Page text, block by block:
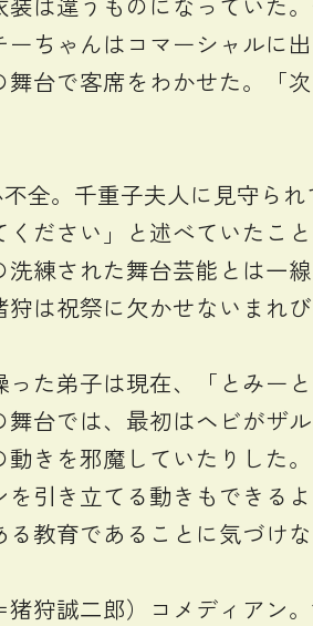
ちゃんはコマーシャルに
台で客席をわかせた。「
全。千重子夫人に見守ら
ださい」と述べていたこと
練された舞台芸能とは一
は祝祭に欠かせないまれ
た弟子は現在、「とみー
台では、最初はヘビがザ
きを邪魔していたりした
引き立てる動きもできる
教育であることに気づけな
狩誠二郎）コメディアン。